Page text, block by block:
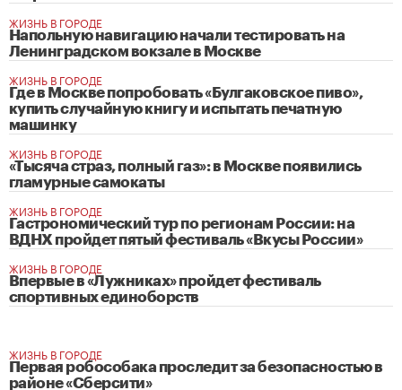
ЖИЗНЬ В ГОРОДЕ
Напольную навигацию начали тестировать на
Ленинградском вокзале в Москве
ЖИЗНЬ В ГОРОДЕ
Где в Москве попробовать «Булгаковское пиво»,
купить случайную книгу и испытать печатную
машинку
ЖИЗНЬ В ГОРОДЕ
«Тысяча страз, полный газ»: в Москве появились
гламурные самокаты
ЖИЗНЬ В ГОРОДЕ
Гастрономический тур по регионам России: на
ВДНХ пройдет пятый фестиваль «Вкусы России»
ЖИЗНЬ В ГОРОДЕ
Впервые в «Лужниках» пройдет фестиваль
спортивных единоборств
ЖИЗНЬ В ГОРОДЕ
Первая робособака проследит за безопасностью в
районе «Сберсити»